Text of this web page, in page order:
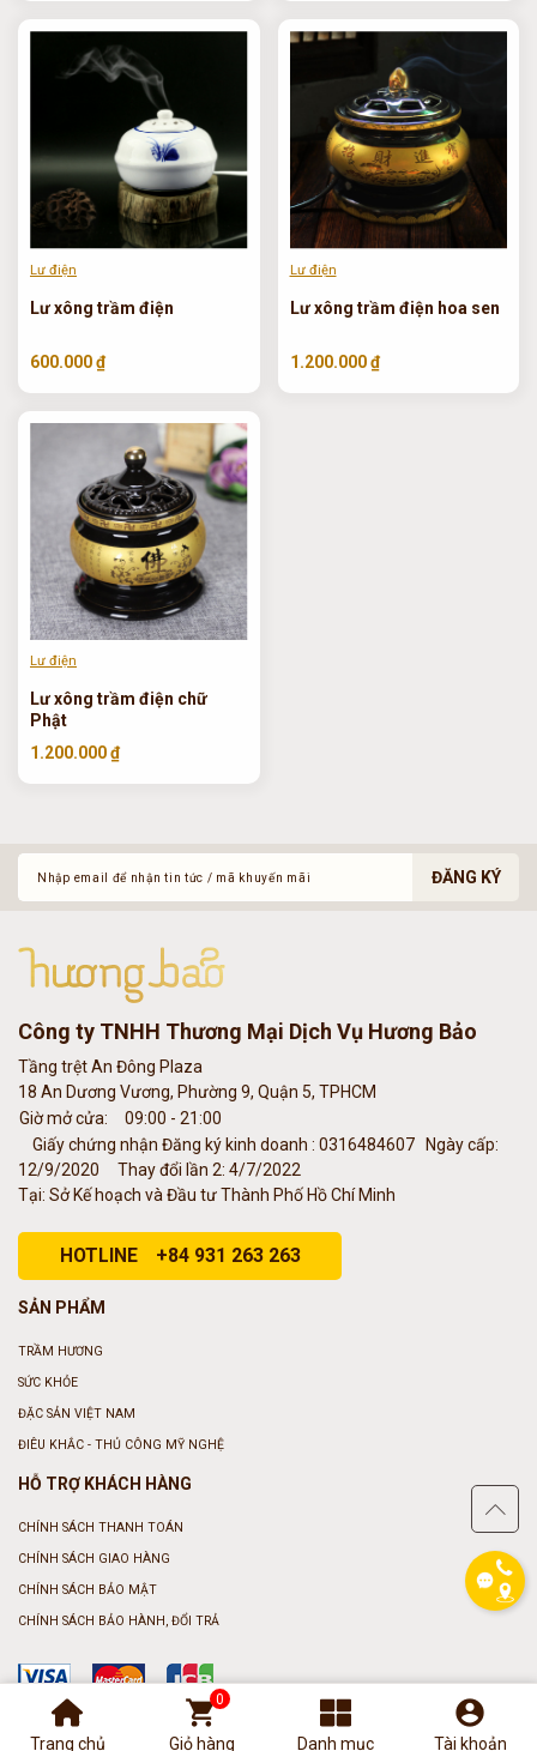
Trang chủ
shopping_cart0
Giỏ hàng Danh mục
account_circle
Tài khoản
Lư điện
Lư xông trầm điện
600.000 ₫
Lư điện
Lư xông trầm điện hoa sen
1.200.000 ₫
Lư điện
Lư xông trầm điện chữ
Phật
1.200.000 ₫
DANH MỤC SẢN PHẨM BỘ LỌC SẢN PHẨM
ĐĂNG KÝ
Công ty TNHH Thương Mại Dịch Vụ Hương Bảo
Tầng trệt An Đông Plaza
18 An Dương Vương, Phường 9, Quận 5, TPHCM
Giờ mở cửa:
09:00 - 21:00
Giấy chứng nhận Đăng ký kinh doanh : 0316484607
Ngày cấp:
12/9/2020
Thay đổi lần 2: 4/7/2022
Tại: Sở Kế hoạch và Đầu tư Thành Phố Hồ Chí Minh
HOTLINE +84 931 263 263
SẢN PHẨM
TRẦM HƯƠNG
SỨC KHỎE
ĐẶC SẢN VIỆT NAM
ĐIÊU KHẮC - THỦ CÔNG MỸ NGHỆ
HỖ TRỢ KHÁCH HÀNG
CHÍNH SÁCH THANH TOÁN
CHÍNH SÁCH GIAO HÀNG
CHÍNH SÁCH BẢO MẬT
CHÍNH SÁCH BẢO HÀNH, ĐỔI TRẢ
KẾT NỐI CHÚNG TÔI